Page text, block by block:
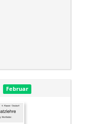
Februar